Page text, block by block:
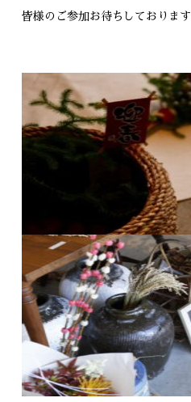
皆様のご参加お待ちしております